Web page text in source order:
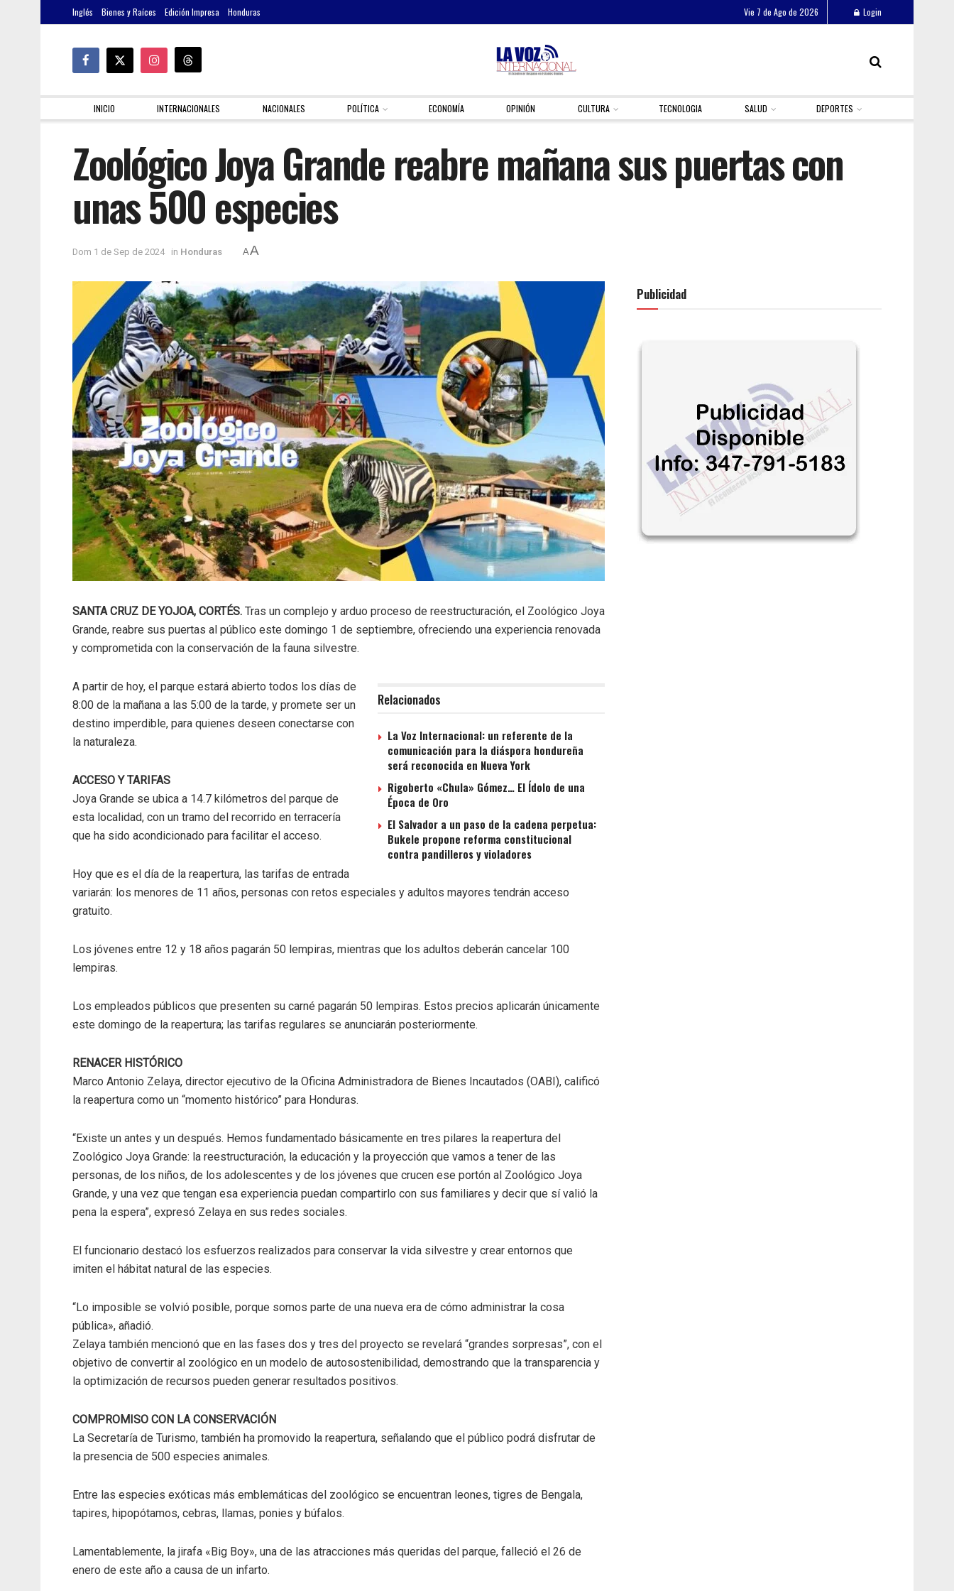
Inglés Bienes y Raíces Edición Impresa Honduras Vie 7 de Ago de 2026 Login
INICIO INTERNACIONALES NACIONALES POLÍTICA ECONOMÍA OPINIÓN CULTURA TECNOLOGIA SALUD DEPORTES
Zoológico Joya Grande reabre mañana sus puertas con
unas 500 especies
Dom 1 de Sep de 2024 in Honduras AA
SANTA CRUZ DE YOJOA, CORTÉS. Tras un complejo y arduo proceso de reestructuración, el Zoológico Joya
Grande, reabre sus puertas al público este domingo 1 de septiembre, ofreciendo una experiencia renovada
y comprometida con la conservación de la fauna silvestre.
Relacionados
La Voz Internacional: un referente de la
comunicación para la diáspora hondureña
será reconocida en Nueva York
Rigoberto «Chula» Gómez… El Ídolo de una
Época de Oro
El Salvador a un paso de la cadena perpetua:
Bukele propone reforma constitucional
contra pandilleros y violadores
A partir de hoy, el parque estará abierto todos los días de
8:00 de la mañana a las 5:00 de la tarde, y promete ser un
destino imperdible, para quienes deseen conectarse con
la naturaleza.
ACCESO Y TARIFAS
Joya Grande se ubica a 14.7 kilómetros del parque de
esta localidad, con un tramo del recorrido en terracería
que ha sido acondicionado para facilitar el acceso.
Hoy que es el día de la reapertura, las tarifas de entrada
variarán: los menores de 11 años, personas con retos especiales y adultos mayores tendrán acceso
gratuito.
Los jóvenes entre 12 y 18 años pagarán 50 lempiras, mientras que los adultos deberán cancelar 100
lempiras.
Los empleados públicos que presenten su carné pagarán 50 lempiras. Estos precios aplicarán únicamente
este domingo de la reapertura; las tarifas regulares se anunciarán posteriormente.
RENACER HISTÓRICO
Marco Antonio Zelaya, director ejecutivo de la Oficina Administradora de Bienes Incautados (OABI), calificó
la reapertura como un “momento histórico” para Honduras.
“Existe un antes y un después. Hemos fundamentado básicamente en tres pilares la reapertura del
Zoológico Joya Grande: la reestructuración, la educación y la proyección que vamos a tener de las
personas, de los niños, de los adolescentes y de los jóvenes que crucen ese portón al Zoológico Joya
Grande, y una vez que tengan esa experiencia puedan compartirlo con sus familiares y decir que sí valió la
pena la espera”, expresó Zelaya en sus redes sociales.
El funcionario destacó los esfuerzos realizados para conservar la vida silvestre y crear entornos que
imiten el hábitat natural de las especies.
“Lo imposible se volvió posible, porque somos parte de una nueva era de cómo administrar la cosa
pública», añadió.
Zelaya también mencionó que en las fases dos y tres del proyecto se revelará “grandes sorpresas”, con el
objetivo de convertir al zoológico en un modelo de autosostenibilidad, demostrando que la transparencia y
la optimización de recursos pueden generar resultados positivos.
COMPROMISO CON LA CONSERVACIÓN
La Secretaría de Turismo, también ha promovido la reapertura, señalando que el público podrá disfrutar de
la presencia de 500 especies animales.
Entre las especies exóticas más emblemáticas del zoológico se encuentran leones, tigres de Bengala,
tapires, hipopótamos, cebras, llamas, ponies y búfalos.
Lamentablemente, la jirafa «Big Boy», una de las atracciones más queridas del parque, falleció el 26 de
enero de este año a causa de un infarto.
Publicidad